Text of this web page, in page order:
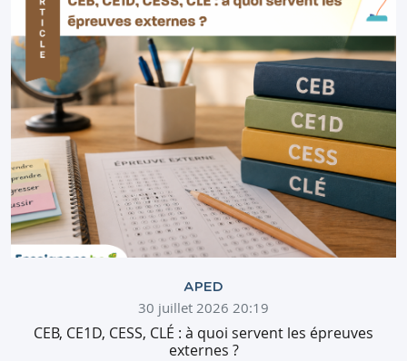
APED
30 juillet 2026 20:19
CEB, CE1D, CESS, CLÉ : à quoi servent les épreuves
externes ?